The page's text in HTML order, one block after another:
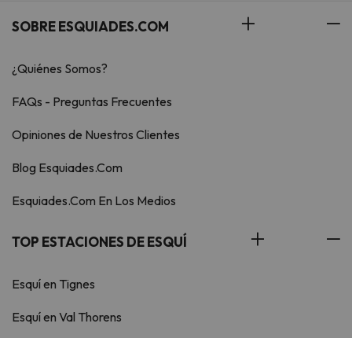
SOBRE ESQUIADES.COM
¿Quiénes Somos?
FAQs - Preguntas Frecuentes
Opiniones de Nuestros Clientes
Blog Esquiades.Com
Esquiades.Com En Los Medios
TOP ESTACIONES DE ESQUÍ
Esquí en Tignes
Esquí en Val Thorens